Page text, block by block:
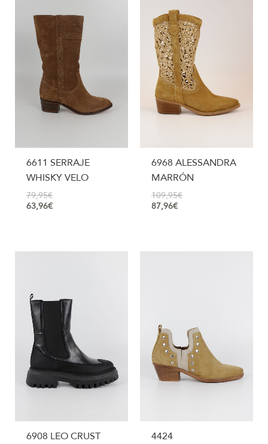
6611 SERRAJE
WHISKY VELO
79,95€
63,96€
6968 ALESSANDRA
MARRÓN
109,95€
87,96€
6908 LEO CRUST
4424